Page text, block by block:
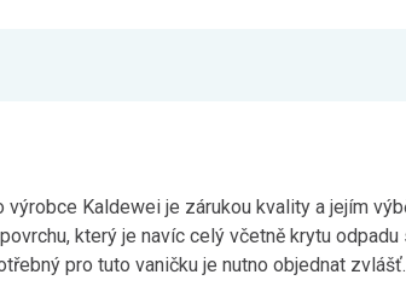
Kaldewei je zárukou kvality a jejím
který je navíc celý včetně krytu
pro tuto vaničku je nutno objednat